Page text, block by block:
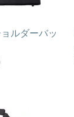
ルダーバッ